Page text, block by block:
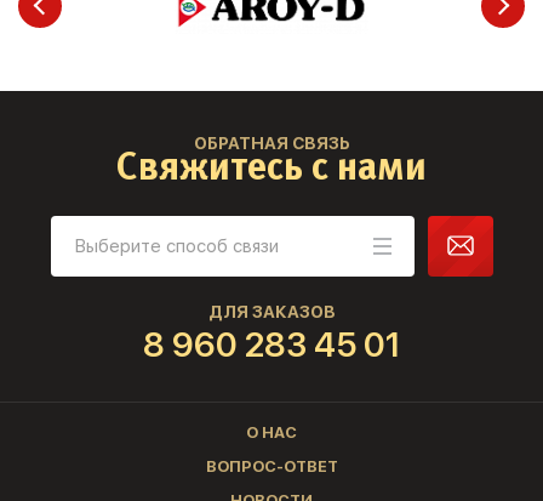
ОБРАТНАЯ СВЯЗЬ
Свяжитесь с нами
ДЛЯ ЗАКАЗОВ
8 960 283 45 01
О НАС
ВОПРОС-ОТВЕТ